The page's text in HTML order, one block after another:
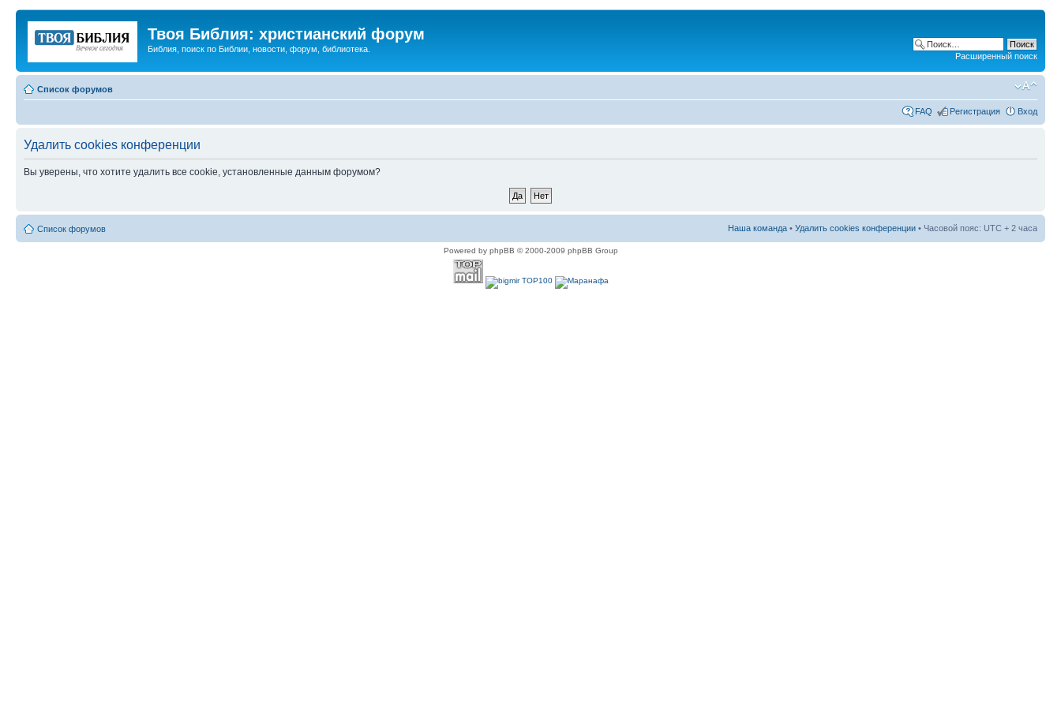
Твоя Библия: христианский форум
Библия, поиск по Библии, новости, форум, библиотека.
Расширенный поиск
Список форумов
FAQ Регистрация Вход
Удалить cookies конференции
Вы уверены, что хотите удалить все cookie, установленные данным форумом?
Список форумов Наша команда • Удалить cookies конференции • Часовой пояс: UTC + 2 часа
Powered by phpBB © 2000-2009 phpBB Group